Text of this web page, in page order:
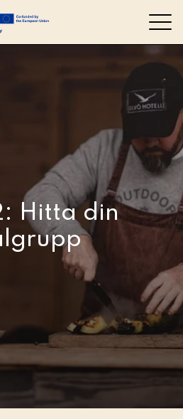
ett skolkök
Hitta din